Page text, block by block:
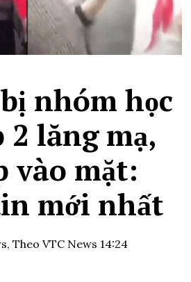
nhóm học
2 lăng mạ,
vào mặt:
mới nhất
Theo VTC News 14:24